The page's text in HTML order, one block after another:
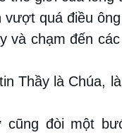
vượt quá điều
và chạm đến
Thầy là Chúa,
cũng đòi một